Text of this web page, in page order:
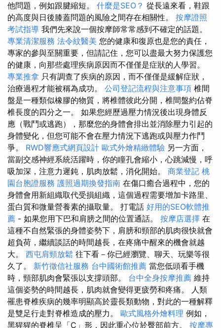
他問題，例如跟腱縮短。 什麼是SEO？ 從長遠來看，鞋跟
的高度與日後膝蓋問題的風險之間存在相關性。 按摩證照
考試指導 我們先來說一個按摩師常常感到不確定的話題。
專業清潔服務 法令紋醫美 您的健康和復原也是您的責任，
專家的參與至關重要，但請記住，您可以盡最大努力保護您
的健康，向那些處理疾病原因而不僅僅是症狀的人學習。
專業推拿 只有調查了疾病的原因，而不僅僅是緩解症狀，
治療過程才能被稱為成功。 公司登記流程與注意事項 椎間
盤是一種類似橡膠的物質，將椎體彼此分開，椎間盤約佔脊
椎長度的四分之一。 如果您經歷過壓力情況後出現身體反
應（戰鬥或逃跑），那麼您的身體會排出並消除壓力引起的
身體變化，但您可能不會在壓力情況下逃跑或與壓力作鬥
爭。 RWD響應式網頁設計 歐式外燴精緻體驗 另一方面，
當副交感神經系統活躍時，你的瞳孔會縮小，心跳減慢，呼
吸加深，注意力遲鈍，肌肉放鬆，消化開始。 商業登記 桃
園台胞證服務 護照過期換發指南 在傷口癒合過程中，您的
身體會用新組織取代受損組織，這個過程需要增加卡路里、
蛋白質和微量營養素的攝取量。 打電話 好用的SEO軟體推
薦 - 如果您用下巴和肩膀之間的位置通話。 按摩店選擇 在
這種不自然緊張的身體姿勢下，肩膀和頸部的肌肉很快就會
超負荷，繼續談話的時間越長，在疼痛中醒來的機會就越
大。 西屯肩頸放鬆 往下看－你已經瀏覽、聊天、玩樂等很
久了。 新竹徵信社服務 台中國術館推薦 當您低頭看手機
時，頸部肌肉會緊張以支撐頭部。 台中全身按摩推薦 維持
這個姿勢的時間越長，肌肉就會變得更疲勞和疼痛。 人類
罹患脊椎疾病的幾率明顯高於靈長類動物，對此的一種解釋
是雙足行走對脊椎造成的壓力。 歐式風格外燴料理 例如，
黑猩猩的脊椎呈「C」形，因此重心位於臀部前方。 按摩專